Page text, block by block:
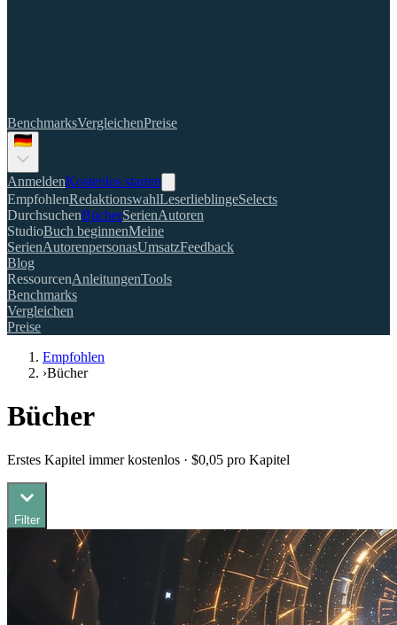
BenchmarksVergleichenPreise
AnmeldenKostenlos starten
EmpfohlenRedaktionswahlLeserlieblingeSelects
DurchsuchenBücherSerienAutoren
StudioBuch beginnenMeine
SerienAutorenpersonasUmsatzFeedback
Blog
RessourcenAnleitungenTools
Benchmarks
Vergleichen
Preise
Empfohlen
›Bücher
Bücher
Erstes Kapitel immer kostenlos · $0,05 pro Kapitel
Filter